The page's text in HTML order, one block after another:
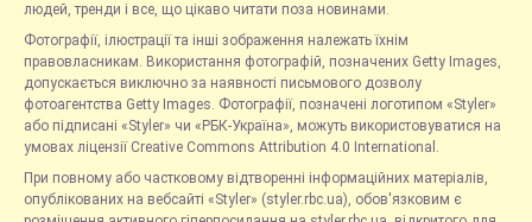
людей, тренди і все, що цікаво читати поза новинами.
Фотографії, ілюстрації та інші зображення належать їхнім
правовласникам. Використання фотографій, позначених Getty Images,
допускається виключно за наявності письмового дозволу
фотоагентства Getty Images. Фотографії, позначені логотипом «Styler»
або підписані «Styler» чи «РБК-Україна», можуть використовуватися на
умовах ліцензії Creative Commons Attribution 4.0 International.
При повному або частковому відтворенні інформаційних матеріалів,
опублікованих на вебсайті «Styler» (styler.rbc.ua), обов'язковим є